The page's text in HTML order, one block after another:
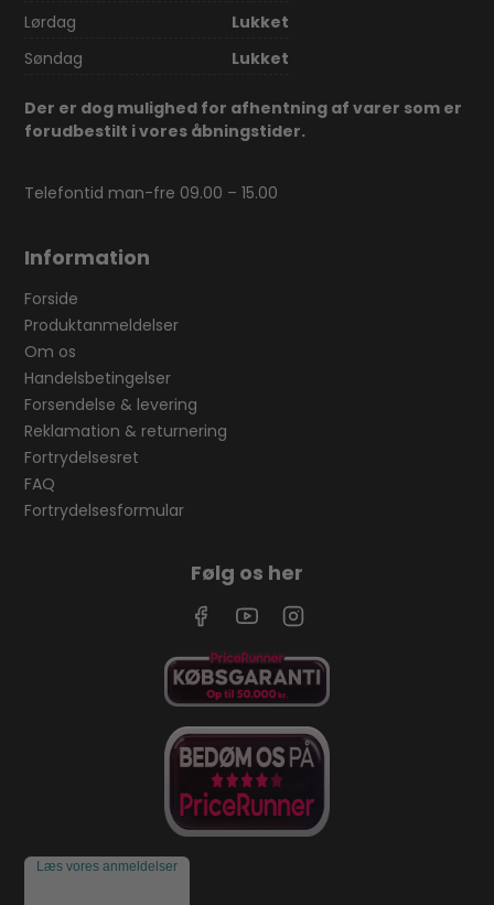
Lørdag
Lukket
Søndag
Lukket
Der er dog mulighed for afhentning af varer som er
forudbestilt i vores åbningstider.
Telefontid man-fre 09.00 – 15.00
Information
Forside
Produktanmeldelser
Om os
Handelsbetingelser
Forsendelse & levering
Reklamation & returnering
Fortrydelsesret
FAQ
Fortrydelsesformular
Følg os her
Læs vores anmeldelser